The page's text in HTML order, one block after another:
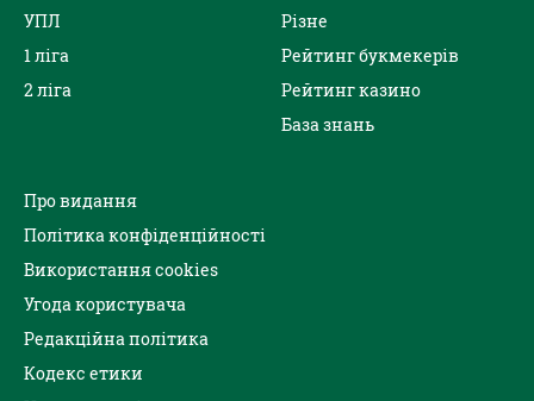
УПЛ
1 ліга
2 ліга
Різне
Рейтинг букмекерів
Рейтинг казино
База знань
Про видання
Політика конфіденційності
Використання cookies
Угода користувача
Редакційна політика
Кодекс етики